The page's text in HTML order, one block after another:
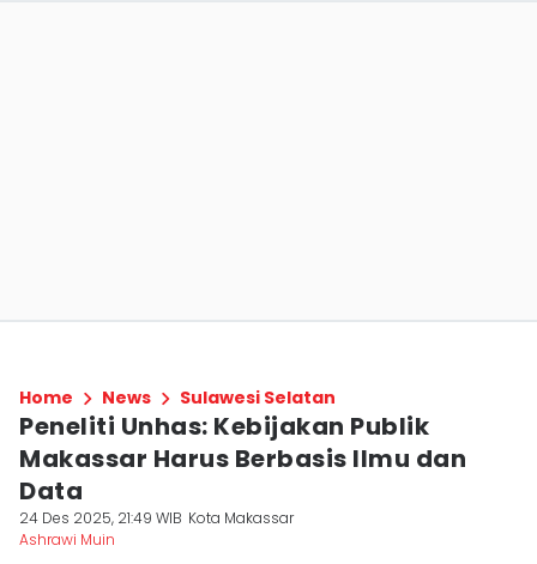
Home News Sulawesi Selatan
Peneliti Unhas: Kebijakan Publik
Makassar Harus Berbasis Ilmu dan
Data
24 Des 2025, 21:49 WIB Kota Makassar
Ashrawi Muin